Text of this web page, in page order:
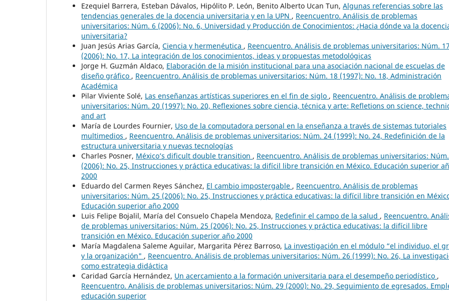
Ezequiel Barrera, Esteban Dávalos, Hipólito P. León, Benito Alberto Ucan Tun, Algunas referencias sobre las
tendencias generales de la docencia universitaria y en la UPN , Reencuentro. Análisis de problemas
universitarios: Núm. 6 (2006): No. 6, Universidad y Producción de Conocimientos: ¿Hacia dónde va la
universitaria?
Juan Jesús Arias García, Ciencia y hermenéutica , Reencuentro. Análisis de problemas universitarios: Núm. 17
(2006): No. 17, La integración de los conocimientos, ideas y propuestas metodológicas
Jorge H. Guzmán Aldaco, Elaboración de la misión institucional para una asociación nacional de escuelas de
diseño gráfico , Reencuentro. Análisis de problemas universitarios: Núm. 18 (1997): No. 18, Administración
Académica
Pilar Viviente Solé, Las enseñanzas artísticas superiores en el fin de siglo , Reencuentro. Análisis de
universitarios: Núm. 20 (1997): No. 20, Reflexiones sobre ciencia, técnica y arte: Refletions on science,
and art
María de Lourdes Fournier, Uso de la computadora personal en la enseñanza a través de sistemas tutoriales
multimedios , Reencuentro. Análisis de problemas universitarios: Núm. 24 (1999): No. 24, Redefinición de la
estructura universitaria y nuevas tecnologías
Charles Posner, México’s dificult double transition , Reencuentro. Análisis de problemas universitarios:
(2006): No. 25, Instrucciones y práctica educativas: la difícil libre transición en México. Educación superior
2000
Eduardo del Carmen Reyes Sánchez, El cambio impostergable , Reencuentro. Análisis de problemas
universitarios: Núm. 25 (2006): No. 25, Instrucciones y práctica educativas: la difícil libre transición en
Educación superior año 2000
Luis Felipe Bojalil, María del Consuelo Chapela Mendoza, Redefinir el campo de la salud , Reencuentro.
de problemas universitarios: Núm. 25 (2006): No. 25, Instrucciones y práctica educativas: la difícil libre
transición en México. Educación superior año 2000
María Magdalena Saleme Aguilar, Margarita Pérez Barroso, La investigación en el módulo “el individuo, el
y la organización" , Reencuentro. Análisis de problemas universitarios: Núm. 26 (1999): No. 26, La
como estrategia didáctica
Caridad García Hernández, Un acercamiento a la formación universitaria para el desempeño periodístico ,
Reencuentro. Análisis de problemas universitarios: Núm. 29 (2000): No. 29, Seguimiento de egresados.
educación superior